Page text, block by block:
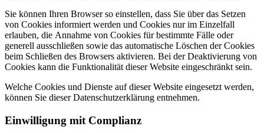
Sie können Ihren Browser so einstellen, dass Sie über das Setzen
von Cookies informiert werden und Cookies nur im Einzelfall
erlauben, die Annahme von Cookies für bestimmte Fälle oder
generell ausschließen sowie das automatische Löschen der Cookies
beim Schließen des Browsers aktivieren. Bei der Deaktivierung von
Cookies kann die Funktionalität dieser Website eingeschränkt sein.
Welche Cookies und Dienste auf dieser Website eingesetzt werden,
können Sie dieser Datenschutzerklärung entnehmen.
Einwilligung mit Complianz